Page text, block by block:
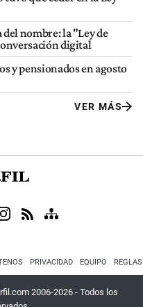
nombre: la "Ley de
digital
y pensionados en agosto
VER MÁS
PRIVACIDAD EQUIPO
2006-2026 - Todos los